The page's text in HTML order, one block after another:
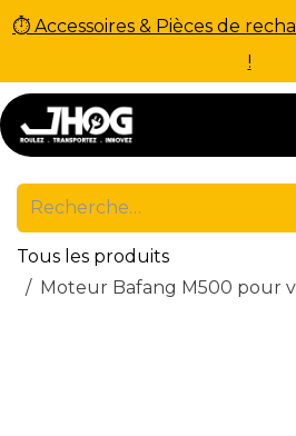
⏱ Accessoires & Pièces de
!
Se rendre au contenu
Tous les produits
Moteur Bafang M500 pour